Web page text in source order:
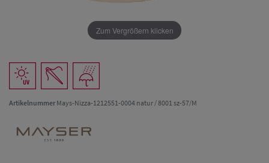
Zum Vergrößern klicken
ArtikelnummerMays-Nizza-1212551-0004 natur / 8001 sz-57/M